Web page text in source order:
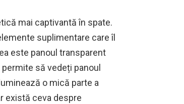
mai captivantă în spate.
suplimentare care îl
este panoul transparent
să vedeți panoul
o mică parte a
există ceva despre